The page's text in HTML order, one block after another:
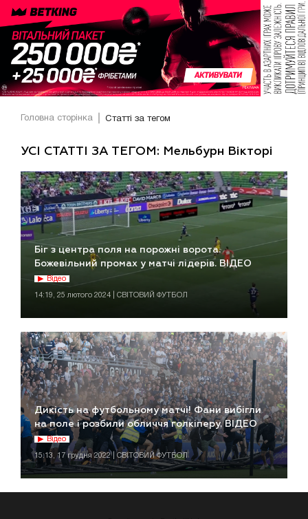
Головна сторінка Статті за тегом
УСІ СТАТТІ ЗА ТЕГОМ: Мельбурн Вікторі
Біг з центра поля на порожні ворота.
Божевільний промах у матчі лідерів. ВІДЕО
Відео
14:19, 25 лютого 2024 | СВІТОВИЙ ФУТБОЛ
Дикість на футбольному матчі! Фани вибігли
на поле і розбили обличчя голкіперу. ВІДЕО
Відео
15:13, 17 грудня 2022 | СВІТОВИЙ ФУТБОЛ